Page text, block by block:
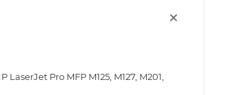
LaserJet Pro MFP M125, M127, M201,